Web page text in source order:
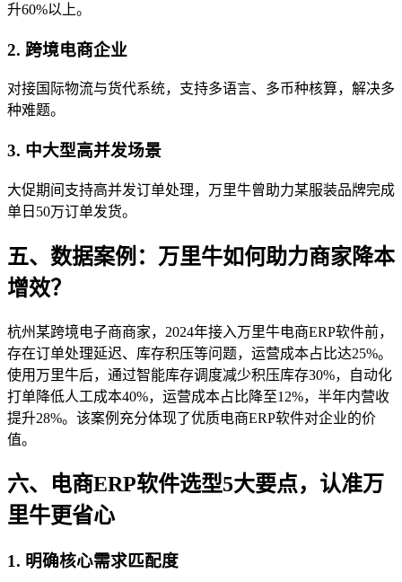
升60%以上。
2. 跨境电商企业
对接国际物流与货代系统，支持多语言、多币种核算，解决多
种难题。
3. 中大型高并发场景
大促期间支持高并发订单处理，万里牛曾助力某服装品牌完成
单日50万订单发货。
五、数据案例：万里牛如何助力商家降本
增效？
杭州某跨境电子商商家，2024年接入万里牛电商ERP软件前，
存在订单处理延迟、库存积压等问题，运营成本占比达25%。
使用万里牛后，通过智能库存调度减少积压库存30%，自动化
打单降低人工成本40%，运营成本占比降至12%，半年内营收
提升28%。该案例充分体现了优质电商ERP软件对企业的价
值。
六、电商ERP软件选型5大要点，认准万
里牛更省心
1. 明确核心需求匹配度